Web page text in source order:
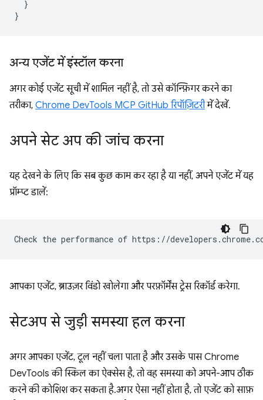
}
}
अन्य एजेंट में इंस्टॉल करना
अगर कोई एजेंट सूची में शामिल नहीं है, तो उसे कॉन्फ़िगर करने का
तरीका, Chrome DevTools MCP GitHub रिपॉज़िटरीमें देखें.
अपने सेट अप की जांच करना
यह देखने के लिए कि सब कुछ काम कर रहा है या नहीं, अपने एजेंट में यह
प्रॉम्प्ट डालें:
आपका एजेंट, ब्राउज़र विंडो खोलेगा और परफ़ॉर्मेंस ट्रेस रिकॉर्ड करेगा.
सेटअप से जुड़ी समस्या हल करना
अगर आपका एजेंट, टूल नहीं चला पाता है और उसके पास Chrome
DevTools की स्किल का ऐक्सेस है, तो वह समस्या को अपने-आप ठीक
करने की कोशिश कर सकता है. अगर ऐसा नहीं होता है, तो एजेंट को साफ़